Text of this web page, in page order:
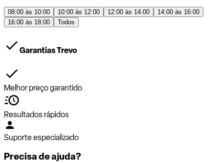
08:00 às 10:00 10:00 às 12:00 12:00 às 14:00
14:00 às 16:00
16:00 às 18:00
Todos
Garantias Trevo
Melhor preço garantido
Resultados rápidos
Suporte especializado
Precisa de ajuda?